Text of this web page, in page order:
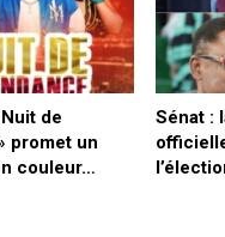
de
promet un
couleur…
Sénat :